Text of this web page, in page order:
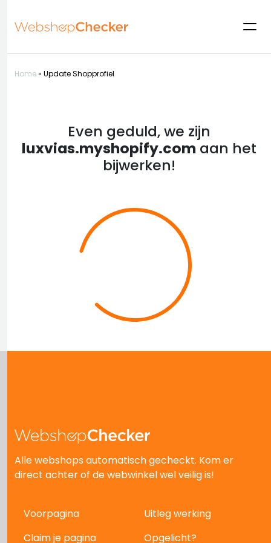
Home» Update Shopprofiel
Even geduld, we zijn
luxvias.myshopify.com aan het
bijwerken!
Alle webshops automatisch gecheckt. Kom er
direct achter of de webwinkel wel veilig is!
Voorpagina
Uitleg werking
Claim je pagina
Opgelicht?